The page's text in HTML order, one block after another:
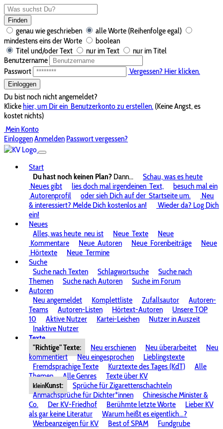
Finden
genau wie geschrieben
alle Worte (Reihenfolge egal)
mindestens eins der Worte
boolean
Titel und/oder Text
nur im Text
nur im Titel
Benutzername
Passwort
Vergessen? Hier klicken.
Einloggen
Du bist noch nicht angemeldet?
Klickehier, um Dir ein Benutzerkonto zu erstellen. (Keine Angst, es
kostet nichts)
Mein Konto
EinloggenAnmelden Passwort vergessen?
Start
Du hast noch keinen Plan? Dann...
Schau, was es heute
Neues gibt
lies doch mal irgendeinen Text,
besuch mal ein
Autorenprofil
oder sieh Dich auf der Startseite um.
Neu
& interessiert? Melde Dich kostenlos an!
Wieder da? Log Dich
ein!
Neues
Alles, was heute neu ist Neue Texte
Neue
Kommentare
Neue Autoren Neue Forenbeiträge
Neue
Hörtexte
Neue Termine
Suche
Suche nach Texten
Schlagwortsuche
Suche nach
Themen
Suche nach Autoren
Suche im Forum
Autoren
Neu angemeldet
Komplettliste Zufallsautor
Autoren-
Teams
Autoren-Listen Hörtext-Autoren
Unsere TOP
10
Aktive Nutzer Kartei-Leichen
Nutzer in Auszeit
Inaktive Nutzer
Texte
"Richtige" Texte:
Neu erschienen Neu überarbeitet
Neu
kommentiert
Neu eingesprochen
Lieblingstexte
Fremdsprachige Texte
Kurztexte des Tages (KdT)
Alle
Themen
Alle Genres Texte über KV
kleinKunst:
Sprüche für Zigarettenschachteln
Anmachsprüche für Dichter*innen
Chinesische Minister &
Co.
Der KV-Friedhof Berühmte letzte Worte
Lieber KV
als gar keine Literatur
Warum heißt es eigentlich...?
Werbeanzeigen für KV
Best of SPAM
Fundgrube